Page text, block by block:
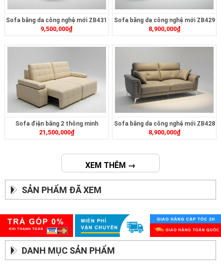
Sofa băng da công nghệ mới ZB431
9,500,000₫
Sofa băng da công nghệ mới ZB429
8,900,000₫
Sofa điện băng 2 thông minh
ZT2626
21,500,000₫
Sofa băng da công nghệ mới ZB428
8,900,000₫
XEM THÊM →
SẢN PHẨM ĐÃ XEM
DANH MỤC SẢN PHẨM